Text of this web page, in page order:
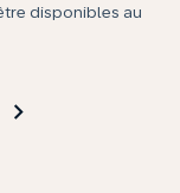
disponibles au